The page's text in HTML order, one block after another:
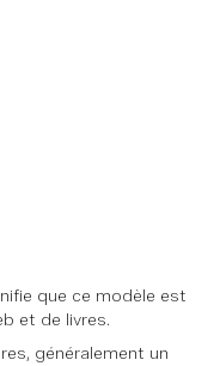
que ce modèle est
et de livres.
généralement un